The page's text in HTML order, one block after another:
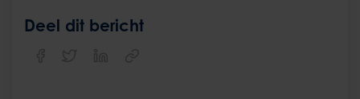
Deel dit bericht